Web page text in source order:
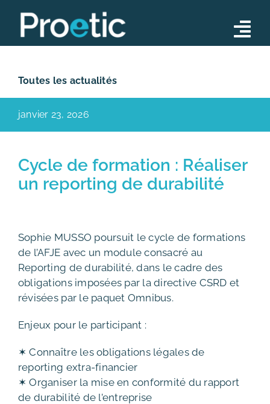
content
Formations
Actualités
Toutes les actualités
janvier 23, 2026
Cycle de formation : Réaliser
un reporting de durabilité
Sophie MUSSO poursuit le cycle de formations
de l’AFJE avec un module consacré au
Reporting de durabilité, dans le cadre des
obligations imposées par la directive CSRD et
révisées par le paquet Omnibus.
Enjeux pour le participant :
✶ Connaître les obligations légales de
reporting extra-financier
✶ Organiser la mise en conformité du rapport
de durabilité de l’entreprise